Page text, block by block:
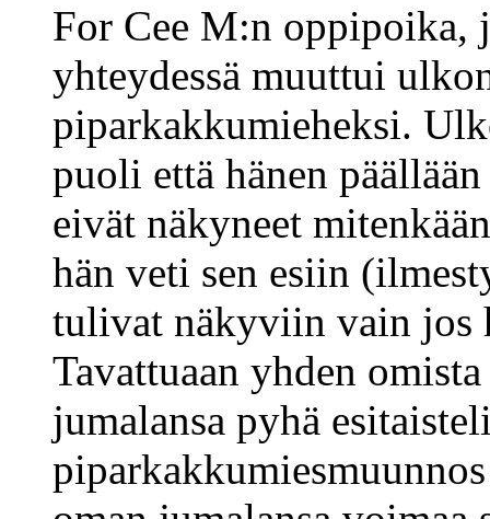
For Cee M:n
yhteydessä muuttui
piparkakkumieheksi.
puoli että hänen
eivät näkyneet
hän veti sen esiin
tulivat näkyviin vain jos
Tavattuaan yhden
jumalansa pyhä